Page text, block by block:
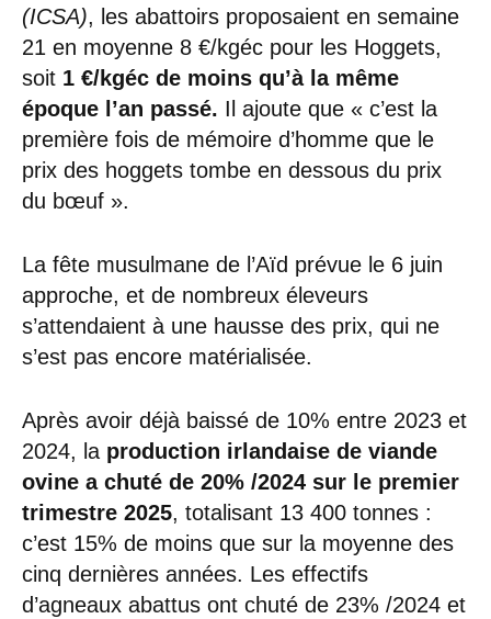
(ICSA), les abattoirs proposaient en semaine
21 en moyenne 8 €/kgéc pour les Hoggets,
soit 1 €/kgéc de moins qu’à la même
époque l’an passé. Il ajoute que « c’est la
première fois de mémoire d’homme que le
prix des hoggets tombe en dessous du prix
du bœuf ».
La fête musulmane de l’Aïd prévue le 6 juin
approche, et de nombreux éleveurs
s’attendaient à une hausse des prix, qui ne
s’est pas encore matérialisée.
Après avoir déjà baissé de 10% entre 2023 et
2024, la production irlandaise de viande
ovine a chuté de 20% /2024 sur le premier
trimestre 2025, totalisant 13 400 tonnes :
c’est 15% de moins que sur la moyenne des
cinq dernières années. Les effectifs
d’agneaux abattus ont chuté de 23% /2024 et